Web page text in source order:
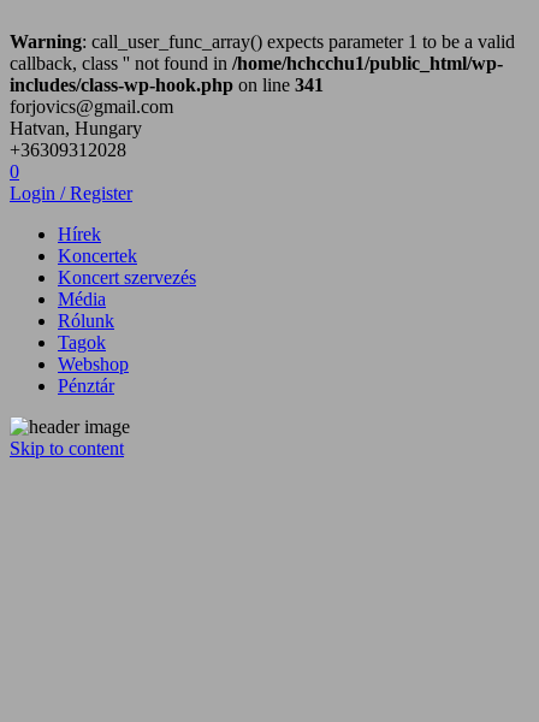
Warning: call_user_func_array() expects parameter 1 to be a valid
callback, class '' not found in /home/hchcchu1/public_html/wp-
includes/class-wp-hook.php on line 341
forjovics@gmail.com
Hatvan, Hungary
+36309312028
0
Login / Register
Hírek
Koncertek
Koncert szervezés
Média
Rólunk
Tagok
Webshop
Pénztár
Skip to content